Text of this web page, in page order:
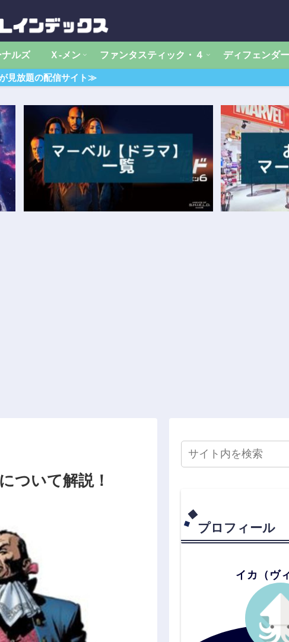
ルズ Ｘ‐メン ファンタスティック・４ ディフェンダ
見放題の配信サイト≫
ついて解説！
プロフィール
イカ（ヴ